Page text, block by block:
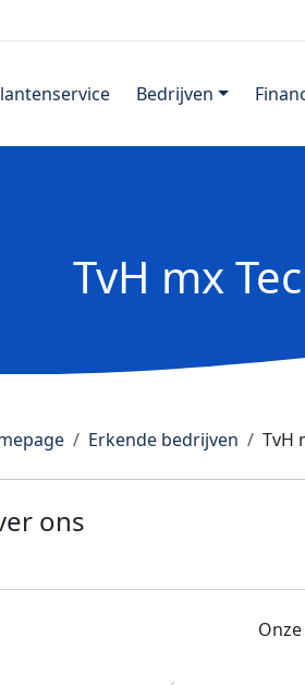
Bedrijven
TvH mx
Erkende bedrijven TvH
ons
Onze